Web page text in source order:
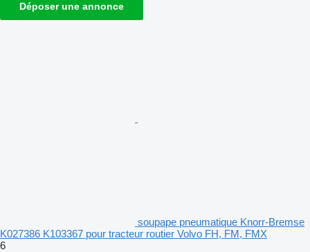
Déposer une annonce
soupape pneumatique Knorr-Bremse
K027386 K103367 pour tracteur routier Volvo FH, FM, FMX
6